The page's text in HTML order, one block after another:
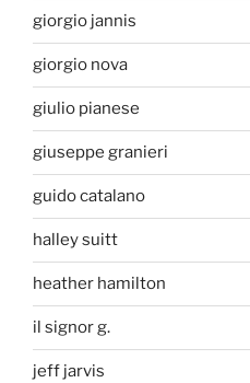
giorgio jannis
giorgio nova
giulio pianese
giuseppe granieri
guido catalano
halley suitt
heather hamilton
il signor g.
jeff jarvis